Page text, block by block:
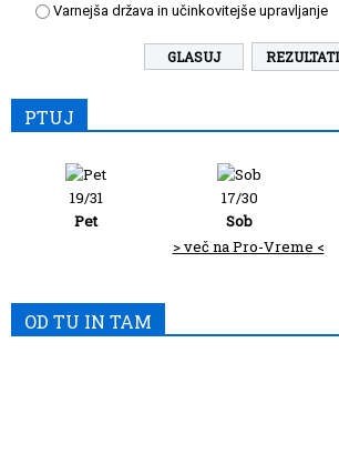
Varnejša država in učinkovitejše upravljanje
REZULTATI
PTUJ
19/31
Pet
17/30
Sob
> več na Pro-Vreme <
OD TU IN TAM